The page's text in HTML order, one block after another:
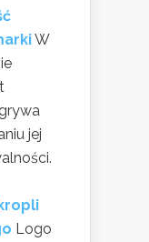
W
jej
Logo